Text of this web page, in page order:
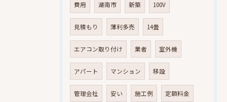
費用 湖南市 新築 100V
見積もり 薄利多売 14畳
エアコン取り付け 業者 室外機
アパート マンション 移設
管理会社 安い 施工例 定額料金